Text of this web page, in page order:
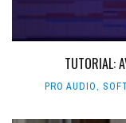
TUTORIAL:
PRO AUDIO,